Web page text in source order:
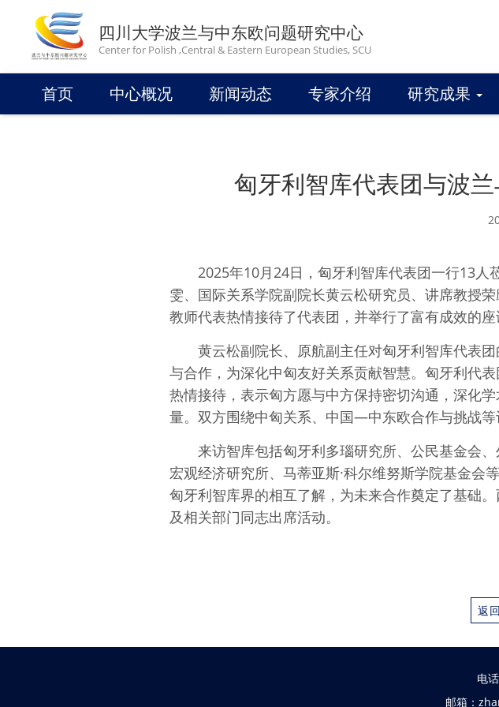
四川大学波兰与中东欧问题研究中心
Center for Polish ,Central & Eastern European Studies, SCU
首页 中心概况 新闻动态 专家介绍 研究成果
匈牙利智库代表团与波
2025年10月24日，匈牙利智库代表团一行13
雯、国际关系学院副院长黄云松研究员、讲席教授
教师代表热情接待了代表团，并举行了富有成效的座
黄云松副院长、原航副主任对匈牙利智库代表
与合作，为深化中匈友好关系贡献智慧。匈牙利代
热情接待，表示匈方愿与中方保持密切沟通，深化
量。双方围绕中匈关系、中国—中东欧合作与挑战等
来访智库包括匈牙利多瑙研究所、公民基金会
宏观经济研究所、马蒂亚斯·科尔维努斯学院基金会
匈牙利智库界的相互了解，为未来合作奠定了基础
及相关部门同志出席活动。
返回
电
邮箱：